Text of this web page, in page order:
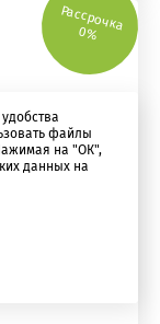
Рассрочка
0%
(8 ак.
файлы
на "ОК",
данных на